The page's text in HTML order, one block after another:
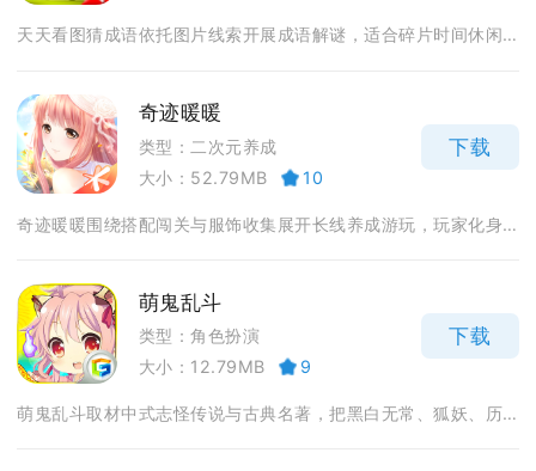
天天看图猜成语依托图片线索开展成语解谜，适合碎片时间休闲...
奇迹暖暖
类型：二次元养成
大小：52.79MB
10
下载
奇迹暖暖围绕搭配闯关与服饰收集展开长线养成游玩，玩家化身...
萌鬼乱斗
类型：角色扮演
大小：12.79MB
9
下载
萌鬼乱斗取材中式志怪传说与古典名著，把黑白无常、狐妖、历...